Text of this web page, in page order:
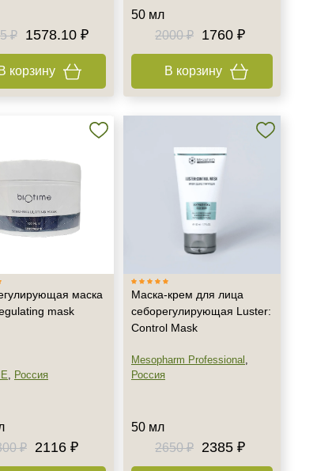
₽
1578.10 ₽
В корзину
50 мл
2000 ₽
1760 ₽
В корзину
маска
mask
, Россия
₽
2116 ₽
Маска-крем для лица
себорегулирующая Luster:
Control Mask
Mesopharm Professional ,
Россия
50 мл
2650 ₽
2385 ₽